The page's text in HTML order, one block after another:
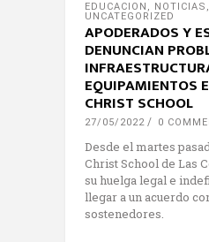
EDUCACION , NOTICIAS ,
UNCATEGORIZED
APODERADOS Y
DENUNCIAN
EQUIPAMIENTOS
CHRIST SCHOOL
27/05/2022 0
Desde el martes
Christ School de Las
su huelga legal e
llegar a un acuerdo
sostenedores.